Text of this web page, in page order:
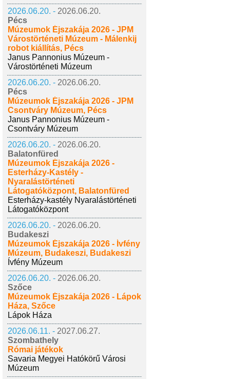
2026.06.20. - 2026.06.20.
Pécs
Múzeumok Éjszakája 2026 - JPM
Várostörténeti Múzeum - Málenkij
robot kiállítás, Pécs
Janus Pannonius Múzeum -
Várostörténeti Múzeum
2026.06.20. - 2026.06.20.
Pécs
Múzeumok Éjszakája 2026 - JPM
Csontváry Múzeum, Pécs
Janus Pannonius Múzeum -
Csontváry Múzeum
2026.06.20. - 2026.06.20.
Balatonfüred
Múzeumok Éjszakája 2026 -
Esterházy-Kastély -
Nyaralástörténeti
Látogatóközpont, Balatonfüred
Esterházy-kastély Nyaralástörténeti
Látogatóközpont
2026.06.20. - 2026.06.20.
Budakeszi
Múzeumok Éjszakája 2026 - Ívfény
Múzeum, Budakeszi, Budakeszi
Ívfény Múzeum
2026.06.20. - 2026.06.20.
Szőce
Múzeumok Éjszakája 2026 - Lápok
Háza, Szőce
Lápok Háza
2026.06.11. - 2027.06.27.
Szombathely
Római játékok
Savaria Megyei Hatókörű Városi
Múzeum